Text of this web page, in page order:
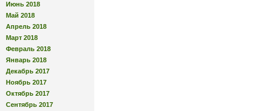
Июнь 2018
Май 2018
Апрель 2018
Март 2018
Февраль 2018
Январь 2018
Декабрь 2017
Ноябрь 2017
Октябрь 2017
Сентябрь 2017